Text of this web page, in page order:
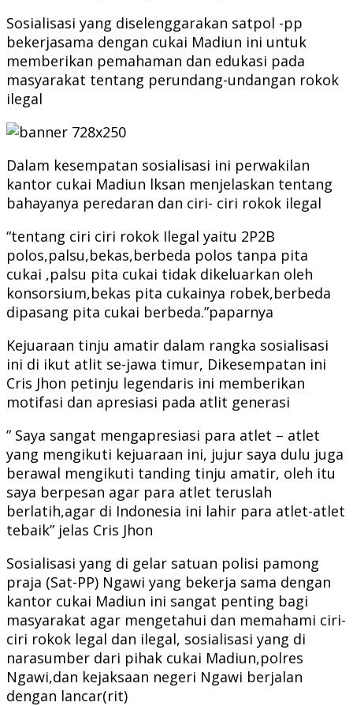
Sosialisasi yang diselenggarakan satpol -pp
bekerjasama dengan cukai Madiun ini untuk
memberikan pemahaman dan edukasi pada
masyarakat tentang perundang-undangan rokok
ilegal
Dalam kesempatan sosialisasi ini perwakilan
kantor cukai Madiun lksan menjelaskan tentang
bahayanya peredaran dan ciri- ciri rokok ilegal
“tentang ciri ciri rokok Ilegal yaitu 2P2B
polos,palsu,bekas,berbeda polos tanpa pita
cukai ,palsu pita cukai tidak dikeluarkan oleh
konsorsium,bekas pita cukainya robek,berbeda
dipasang pita cukai berbeda.”paparnya
Kejuaraan tinju amatir dalam rangka sosialisasi
ini di ikut atlit se-jawa timur, Dikesempatan ini
Cris Jhon petinju legendaris ini memberikan
motifasi dan apresiasi pada atlit generasi
” Saya sangat mengapresiasi para atlet – atlet
yang mengikuti kejuaraan ini, jujur saya dulu juga
berawal mengikuti tanding tinju amatir, oleh itu
saya berpesan agar para atlet teruslah
berlatih,agar di Indonesia ini lahir para atlet-atlet
tebaik” jelas Cris Jhon
Sosialisasi yang di gelar satuan polisi pamong
praja (Sat-PP) Ngawi yang bekerja sama dengan
kantor cukai Madiun ini sangat penting bagi
masyarakat agar mengetahui dan memahami ciri-
ciri rokok legal dan ilegal, sosialisasi yang di
narasumber dari pihak cukai Madiun,polres
Ngawi,dan kejaksaan negeri Ngawi berjalan
dengan lancar(rit)